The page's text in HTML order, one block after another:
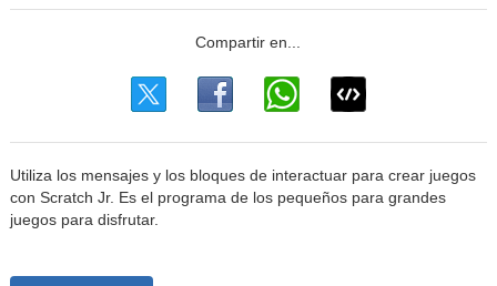
Utiliza los mensajes y los bloques de interactuar para crear juegos
con Scratch Jr. Es el programa de los pequeños para grandes
juegos para disfrutar.